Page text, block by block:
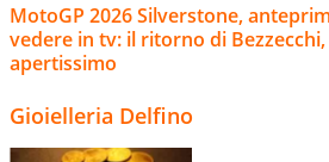
MotoGP 2026 Silverstone,
vedere in tv: il ritorno di
apertissimo
Gioielleria Delfino